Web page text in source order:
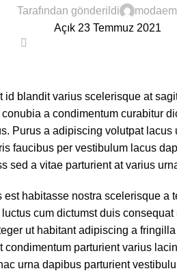
Tarafından gönderildi
Açık 23 Temmuz 2021
id blandit varius scelerisque at
a condimentum curabitur
Purus a adipiscing volutpat
faucibus per vestibulum lacus
sed a vitae parturient at varius
est habitasse nostra scelerisque
cum dictumst duis
ut habitant adipiscing a
condimentum parturient varius
urna dapibus parturient